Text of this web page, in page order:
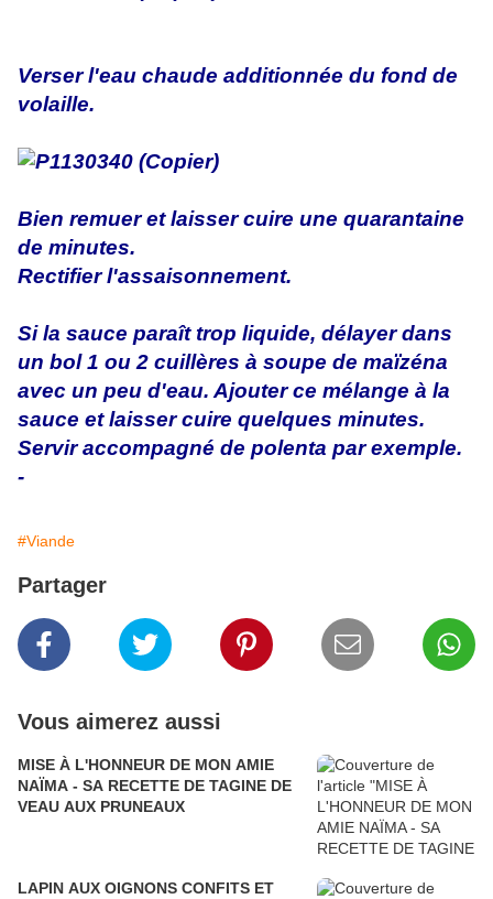
Verser l'eau chaude additionnée du fond de
volaille.
Bien remuer et laisser cuire une quarantaine
de minutes.
Rectifier l'assaisonnement.
Si la sauce paraît trop liquide, délayer dans
un bol 1 ou 2 cuillères à soupe de maïzéna
avec un peu d'eau. Ajouter ce mélange à la
sauce et laisser cuire quelques minutes.
Servir accompagné de polenta par exemple.
-
#Viande
Partager
Vous aimerez aussi
MISE À L'HONNEUR DE MON AMIE
NAÏMA - SA RECETTE DE TAGINE DE
VEAU AUX PRUNEAUX
LAPIN AUX OIGNONS CONFITS ET